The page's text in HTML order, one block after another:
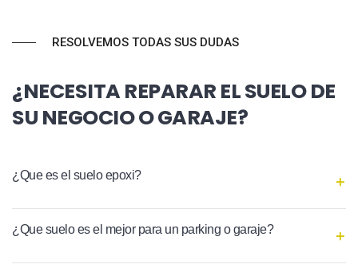
RESOLVEMOS TODAS SUS DUDAS
¿NECESITA REPARAR EL SUELO DE
SU NEGOCIO O GARAJE?
¿Que es el suelo epoxi?
¿Que suelo es el mejor para un parking o garaje?